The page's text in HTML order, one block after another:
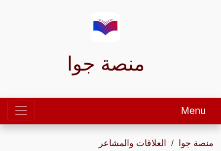
منصة جوا
Menu
منصة جوا
العلاقات والمشاعر